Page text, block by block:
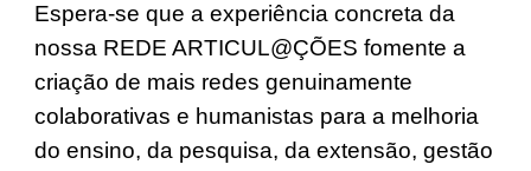
Espera-se que a experiência concreta da
nossa REDE ARTICUL@ÇÕES fomente a
criação de mais redes genuinamente
colaborativas e humanistas para a melhoria
do ensino, da pesquisa, da extensão, gestão